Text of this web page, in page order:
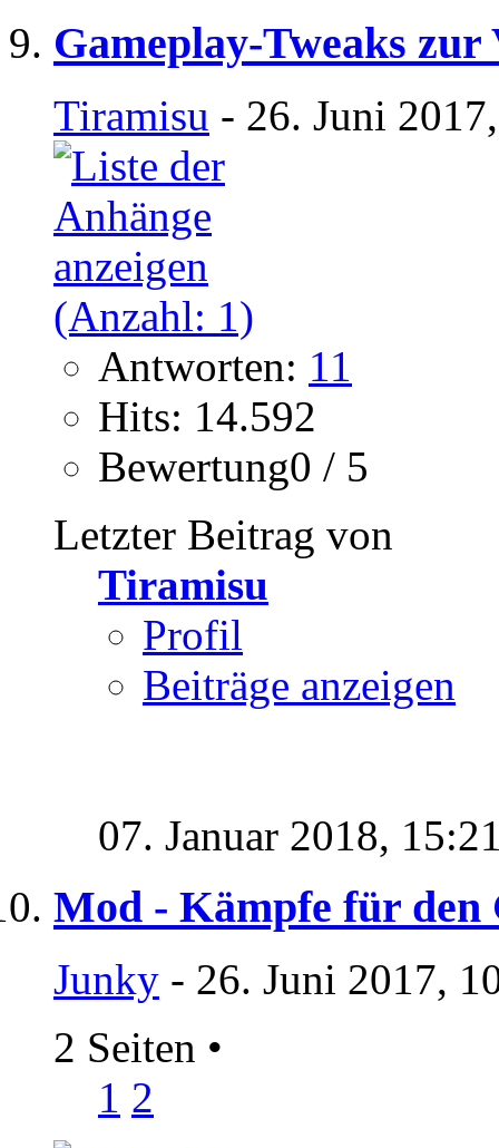
Gameplay-Tweaks
Tiramisu - 26. Juni
Antworten: 11
Hits: 14.592
Bewertung0 / 5
Letzter Beitrag von
Tiramisu
Profil
Beiträge anzeigen
07. Januar 2018,
Mod - Kämpfe für
Junky - 26. Juni 2017,
2 Seiten •
1 2